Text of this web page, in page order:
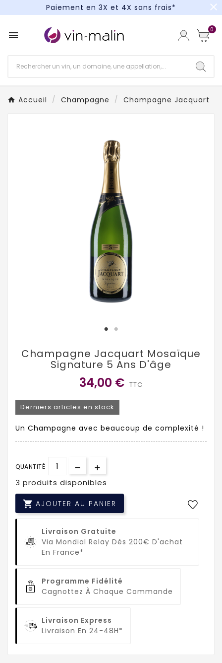
Un kit cocktail à gagner : tentez votre chance !
close
 0
Accueil Champagne Champagne Jacquart
Champagne Jacquart Mosaïque
Signature 5 Ans D'âge
34,00 € TTC
Derniers articles en stock
Un Champagne avec beaucoup de complexité !
QUANTITÉ
3 produits disponibles
 AJOUTER AU PANIER
Livraison Gratuite
Via Mondial Relay Dès 200€ D'achat
En France*
Programme Fidélité
Cagnottez À Chaque Commande
Livraison Express
Livraison En 24-48H*